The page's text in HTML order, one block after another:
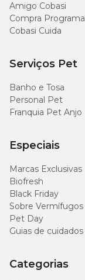
Em caso de
em um de nossos
Amigo Cobasi
Compra
Cobasi Cuida
Serviços Pet
Banho e Tosa
Personal Pet
Franquia Pet Anjo
Especiais
Marcas Exclusivas
Biofresh
Black Friday
Sobre Vermífugos
Pet Day
Guias de cuidados
Categorias